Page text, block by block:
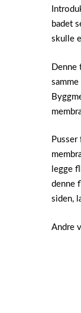
badet
skulle
legge
denne
siden,
Andre